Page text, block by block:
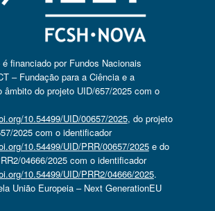
financiado por Fundos Nacionais
– Fundação para a Ciência e a
âmbito do projeto UID/657/2025 com o
10.54499/UID/00657/2025, do projeto
2025 com o identificador
10.54499/UID/PRR/00657/2025e do
04666/2025 com o identificador
10.54499/UID/PRR2/04666/2025.
União Europeia – Next GenerationEU